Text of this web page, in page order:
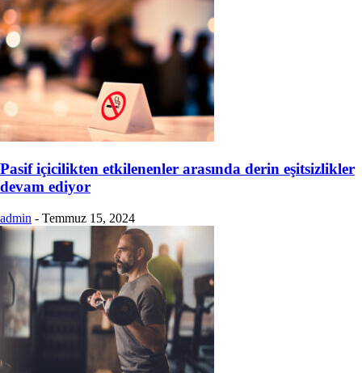
Pasif içicilikten etkilenenler arasında derin eşitsizlikler
devam ediyor
admin - Temmuz 15, 2024